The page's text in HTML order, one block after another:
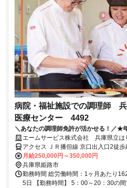
病院・福祉施設での調理師
医療センター 4492
＼あなたの調理師免許が活かせる！／★
社員登用有★待遇充実の大手企業◎
エームサービス株式会社 兵庫県立は
(4492)
アクセス ＪＲ播但線 京口出入口2徒
徒歩約12分、ＪＲ姫新線 姫路東口徒
ているため、MAPの位置がずれている
月給250,000円～350,000円
兵庫県姫路市
勤務時間 総労働時間：1ヶ月あたり
5日 【勤務時間】 5：00～20：30の